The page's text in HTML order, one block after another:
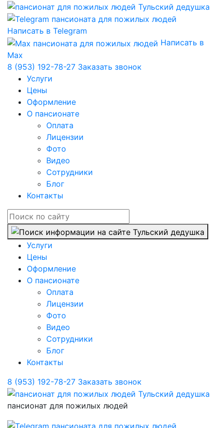
Написать в Telegram
Написать в
Max
8 (953) 192-78-27 Заказать звонок
Услуги
Цены
Оформление
О пансионате
Оплата
Лицензии
Фото
Видео
Сотрудники
Блог
Контакты
Услуги
Цены
Оформление
О пансионате
Оплата
Лицензии
Фото
Видео
Сотрудники
Блог
Контакты
8 (953) 192-78-27 Заказать звонок
пансионат для пожилых людей